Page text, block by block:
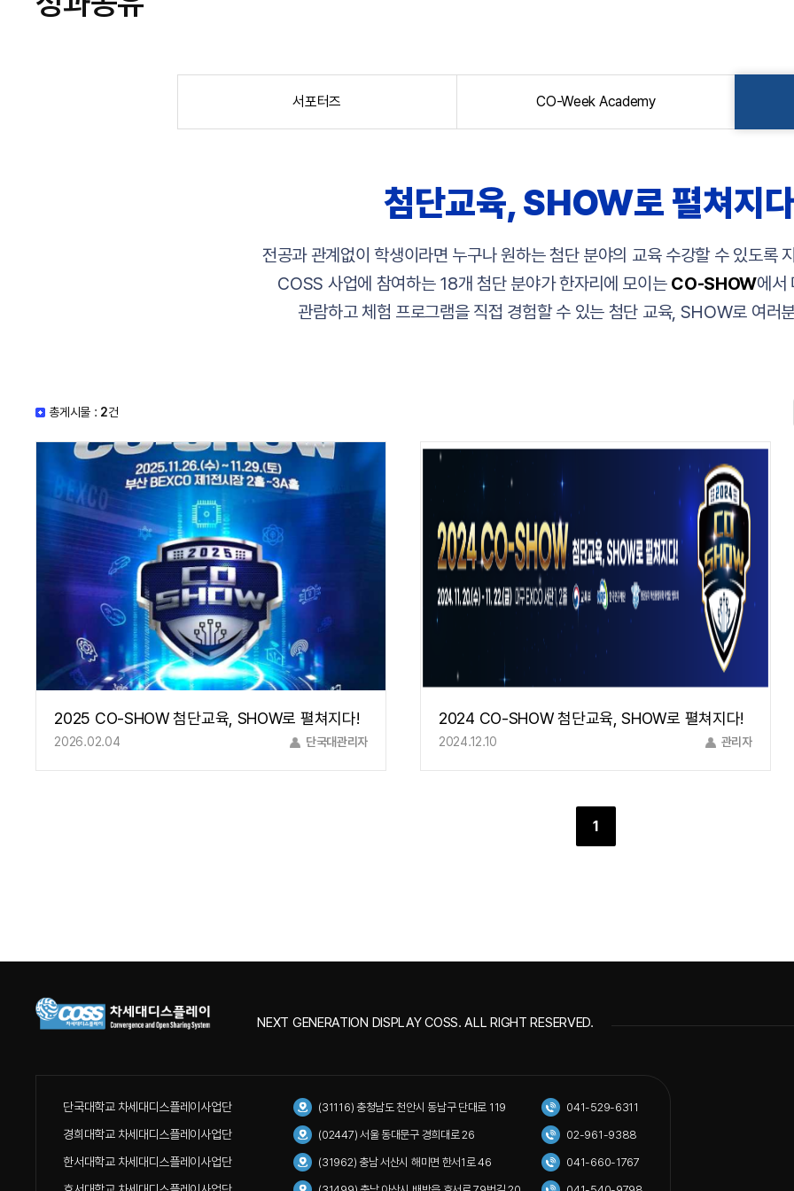
서포터즈 CO-Week Academy
첨단교육, SHOW로 펼쳐지
전공과 관계없이 학생이라면 누구나 원하는 첨단 분야의 교육 수강할 수 있도록
COSS 사업에 참여하는 18개 첨단 분야가 한자리에 모이는 CO-SHOW에서
관람하고 체험 프로그램을 직접 경험할 수 있는 첨단 교육, SHOW로 여러
총게시물 : 2건
2025 CO-SHOW 첨단교육, SHOW로 펼쳐지다!
2026.02.04 단국대관리자
2024 CO-SHOW 첨단교육, SHOW로 펼쳐지다!
2024.12.10 관리자
1
NEXT GENERATION DISPLAY COSS. ALL RIGHT RESERVED.
단국대학교 차세대디스플레이사업단 (31116) 충청남도 천안시 동남구 단대로 119 041-529-6311
경희대학교 차세대디스플레이사업단 (02447) 서울 동대문구 경희대로 26 02-961-9388
한서대학교 차세대디스플레이사업단 (31962) 충남 서산시 해미면 한서1로 46 041-660-1767